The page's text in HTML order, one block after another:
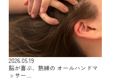
2026.05.19
脳が喜ぶ、熟練の オールハンドマ
ッサー…